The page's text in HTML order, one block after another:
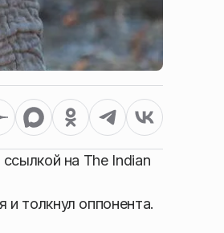
ссылкой на The Indian
толкнул оппонента.